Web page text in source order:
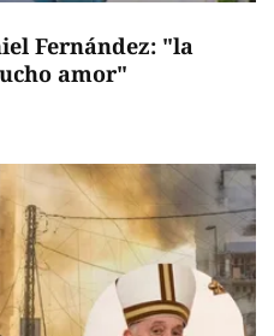
Fernández: "la
amor"